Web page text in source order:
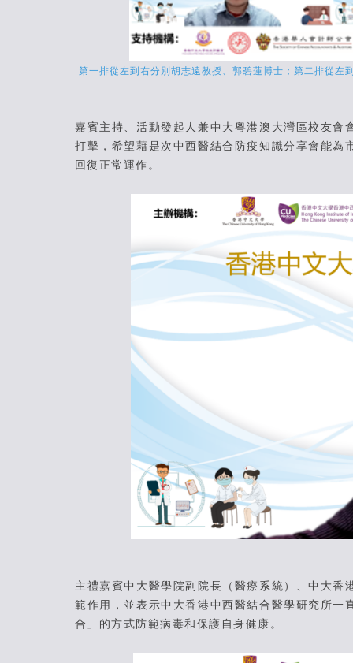
第一排從左到右分別胡志遠教授、郭碧蓮博士；第二排從
嘉賓主持、活動發起人兼中大粵港澳大灣區校友會
打擊，希望藉是次中西醫結合防疫知識分享會能
回復正常運作。
主禮嘉賓中大醫學院副院長（醫療系統）、中大香
範作用，並表示中大香港中西醫結合醫學研究所
合」的方式防範病毒和保護自身健康。